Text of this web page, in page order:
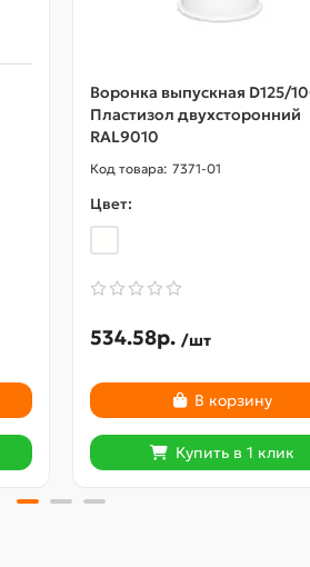
Воронка выпускная D125/
Пластизол двухсторонний
RAL9010
7371-01
Цвет:
534.58р. /шт
В корзину
Купить в 1 клик